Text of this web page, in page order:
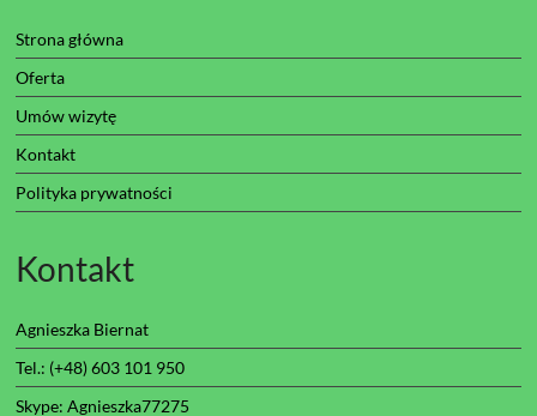
Strona główna
Oferta
Umów wizytę
Kontakt
Polityka prywatności
Kontakt
Agnieszka Biernat
Tel.: (+48) 603 101 950
Skype: Agnieszka77275